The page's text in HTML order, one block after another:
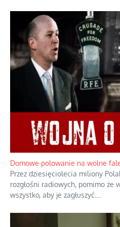
Domowe polowanie na wolne
Przez dziesięciolecia miliony
rozgłośni radiowych, pomimo że
wszystko, aby je zagłuszyć.